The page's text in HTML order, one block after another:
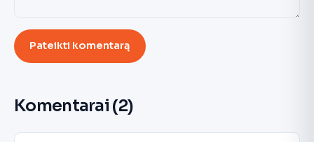
Pateikti komentarą
Komentarai (2)